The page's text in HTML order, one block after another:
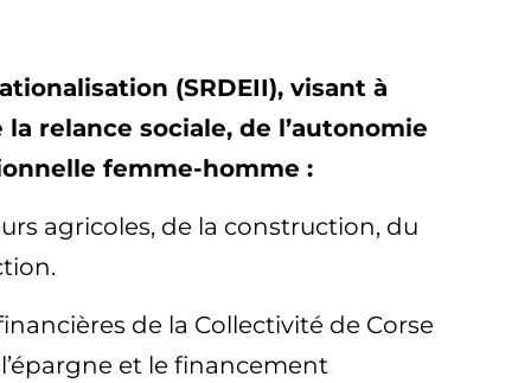
(SRDEII), visant à
relance sociale, de l’autonomie
femme-homme :
agricoles, de la construction, du
de la Collectivité de Corse
et le financement